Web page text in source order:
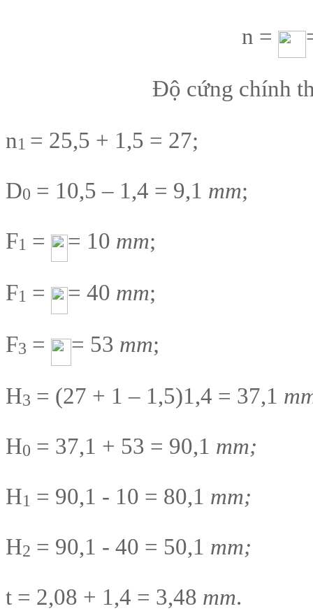
n =
Độ cứng chính
n1 = 25,5 + 1,5 = 27;
D0 = 10,5 – 1,4 = 9,1 mm;
F1 = = 10 mm;
F1 = = 40 mm;
F3 = = 53 mm;
H3 = (27 + 1 – 1,5)1,4 = 37,1
H0 = 37,1 + 53 = 90,1 mm;
H1 = 90,1 - 10 = 80,1 mm;
H2 = 90,1 - 40 = 50,1 mm;
t = 2,08 + 1,4 = 3,48 mm.